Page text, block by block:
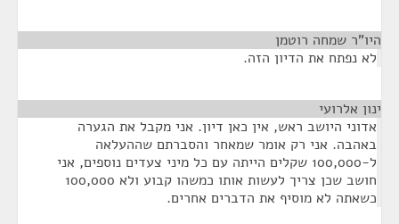
היו"ר שמחה רוטמן
לא נפתח את הדיון הזה.
ינון אלרועי
אדוני היושב ראש, אין כאן דיון. אני מקבל את הגערה
באהבה. אני רק אומר שמאחר והסברתם שההעלאה
ל-100,000 שקלים הייתה עם כל מיני צעדים נוספים, אני
חושב שכן צריך לעשות אותו כמשהו קבוע ולא 100,000
כשאתה לא מוסיף את הדברים אחרים.